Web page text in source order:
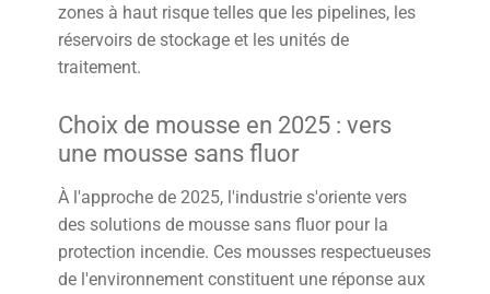
zones à haut risque telles que les pipelines, les
réservoirs de stockage et les unités de
traitement.
Choix de mousse en 2025 : vers
une mousse sans fluor
À l'approche de 2025, l'industrie s'oriente vers
des solutions de mousse sans fluor pour la
protection incendie. Ces mousses respectueuses
de l'environnement constituent une réponse aux